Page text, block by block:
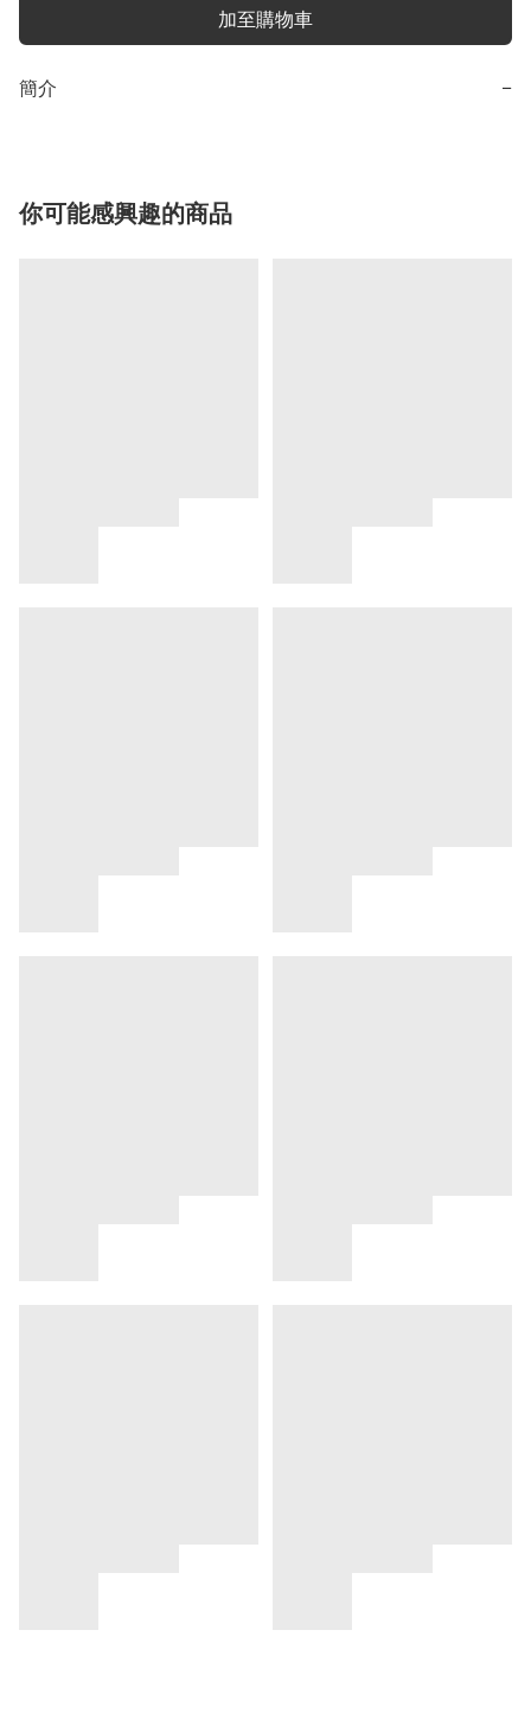
加至購物車
簡介 −
你可能感興趣的商品